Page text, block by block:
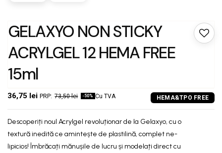
GELAXYO NON STICKY
ACRYLGEL 12 HEMA FREE
15ml
36,75 lei 73,50 lei -50% Cu TVA
Descoperiți noul Acrylgel revoluționar de la Gelaxyo, cu o
textură inedită ce amintește de plastilină, complet ne-
lipicios! Îmbrăcați mănușile de lucru și modelați direct cu